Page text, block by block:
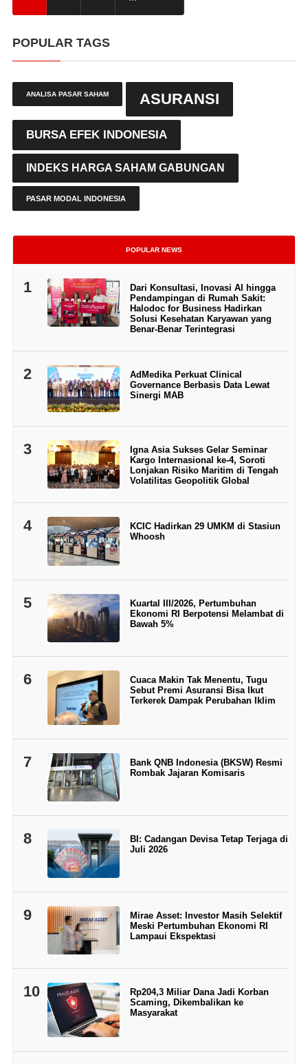
POPULAR TAGS
ANALISA PASAR SAHAM ASURANSI
BURSA EFEK INDONESIA
INDEKS HARGA SAHAM GABUNGAN
PASAR MODAL INDONESIA
POPULAR NEWS
1
Dari Konsultasi, Inovasi AI hingga
Pendampingan di Rumah Sakit:
Halodoc for Business Hadirkan
Solusi Kesehatan Karyawan yang
Benar-Benar Terintegrasi
2
AdMedika Perkuat Clinical
Governance Berbasis Data Lewat
Sinergi MAB
3
Igna Asia Sukses Gelar Seminar
Kargo Internasional ke-4, Soroti
Lonjakan Risiko Maritim di Tengah
Volatilitas Geopolitik Global
4
KCIC Hadirkan 29 UMKM di Stasiun
Whoosh
5
Kuartal III/2026, Pertumbuhan
Ekonomi RI Berpotensi Melambat di
Bawah 5%
6
Cuaca Makin Tak Menentu, Tugu
Sebut Premi Asuransi Bisa Ikut
Terkerek Dampak Perubahan Iklim
7
Bank QNB Indonesia (BKSW) Resmi
Rombak Jajaran Komisaris
8
BI: Cadangan Devisa Tetap Terjaga di
Juli 2026
9
Mirae Asset: Investor Masih Selektif
Meski Pertumbuhan Ekonomi RI
Lampaui Ekspektasi
10
Rp204,3 Miliar Dana Jadi Korban
Scaming, Dikembalikan ke
Masyarakat